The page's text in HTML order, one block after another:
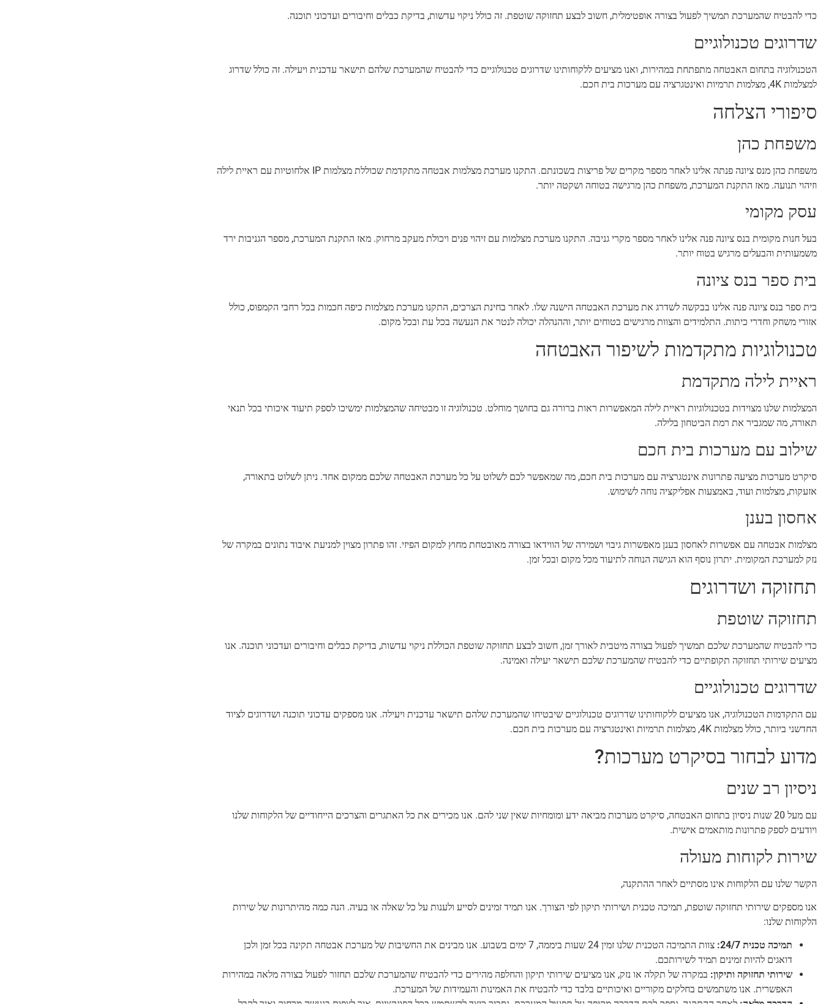
כדי להבטיח שהמערכת תמשיך לפעול בצורה אופטימלית, חשוב לבצע תחזוקה שוטפת. זה כולל ניקוי עדשות, בדיקת כבלים וחיבורים ועדכוני תוכנה.
שדרוגים טכנולוגיים
הטכנולוגיה בתחום האבטחה מתפתחת במהירות, ואנו מציעים ללקוחותינו שדרוגים טכנולוגיים כדי להבטיח שהמערכת שלהם תישאר עדכנית ויעילה. זה כולל שדרוג
למצלמות 4K, מצלמות תרמיות ואינטגרציה עם מערכות בית חכם.
סיפורי הצלחה
משפחת כהן
משפחת כהן מנס ציונה פנתה אלינו לאחר מספר מקרים של פריצות בשכונתם. התקנו מערכת מצלמות אבטחה מתקדמת שכוללת מצלמות IP אלחוטיות עם ראיית לילה
וזיהוי תנועה. מאז התקנת המערכת, משפחת כהן מרגישה בטוחה ושקטה יותר.
עסק מקומי
בעל חנות מקומית בנס ציונה פנה אלינו לאחר מספר מקרי גניבה. התקנו מערכת מצלמות עם זיהוי פנים ויכולת מעקב מרחוק. מאז התקנת המערכת, מספר הגניבות ירד
משמעותית והבעלים מרגיש בטוח יותר.
בית ספר בנס ציונה
בית ספר בנס ציונה פנה אלינו בבקשה לשדרג את מערכת האבטחה הישנה שלו. לאחר בחינת הצרכים, התקנו מערכת מצלמות כיפה חכמות בכל רחבי הקמפוס, כולל
אזורי משחק וחדרי כיתות. התלמידים והצוות מרגישים בטוחים יותר, וההנהלה יכולה לנטר את הנעשה בכל עת ובכל מקום.
טכנולוגיות מתקדמות לשיפור האבטחה
ראיית לילה מתקדמת
המצלמות שלנו מצוידות בטכנולוגיות ראיית לילה המאפשרות ראות ברורה גם בחושך מוחלט. טכנולוגיה זו מבטיחה שהמצלמות ימשיכו לספק תיעוד איכותי בכל תנאי
תאורה, מה שמגביר את רמת הביטחון בלילה.
שילוב עם מערכות בית חכם
סיקרט מערכות מציעה פתרונות אינטגרציה עם מערכות בית חכם, מה שמאפשר לכם לשלוט על כל מערכת האבטחה שלכם ממקום אחד. ניתן לשלוט בתאורה,
אזעקות, מצלמות ועוד, באמצעות אפליקציה נוחה לשימוש.
אחסון בענן
מצלמות אבטחה עם אפשרות לאחסון בענן מאפשרות גיבוי ושמירה של הווידאו בצורה מאובטחת מחוץ למקום הפיזי. זהו פתרון מצוין למניעת איבוד נתונים במקרה של
נזק למערכת המקומית. יתרון נוסף הוא הגישה הנוחה לתיעוד מכל מקום ובכל זמן.
תחזוקה ושדרוגים
תחזוקה שוטפת
כדי להבטיח שהמערכת שלכם תמשיך לפעול בצורה מיטבית לאורך זמן, חשוב לבצע תחזוקה שוטפת הכוללת ניקוי עדשות, בדיקת כבלים וחיבורים ועדכוני תוכנה. אנו
מציעים שירותי תחזוקה תקופתיים כדי להבטיח שהמערכת שלכם תישאר יעילה ואמינה.
שדרוגים טכנולוגיים
עם התקדמות הטכנולוגיה, אנו מציעים ללקוחותינו שדרוגים טכנולוגיים שיבטיחו שהמערכת שלהם תישאר עדכנית ויעילה. אנו מספקים עדכוני תוכנה ושדרוגים לציוד
החדשני ביותר, כולל מצלמות 4K, מצלמות תרמיות ואינטגרציה עם מערכות בית חכם.
מדוע לבחור בסיקרט מערכות?
ניסיון רב שנים
עם מעל 20 שנות ניסיון בתחום האבטחה, סיקרט מערכות מביאה ידע ומומחיות שאין שני להם. אנו מכירים את כל האתגרים והצרכים הייחודיים של הלקוחות שלנו
ויודעים לספק פתרונות מותאמים אישית.
שירות לקוחות מעולה
הקשר שלנו עם הלקוחות אינו מסתיים לאחר ההתקנה,
אנו מספקים שירותי תחזוקה שוטפת, תמיכה טכנית ושירותי תיקון לפי הצורך. אנו תמיד זמינים לסייע ולענות על כל שאלה או בעיה. הנה כמה מהיתרונות של שירות
הלקוחות שלנו:
תמיכה טכנית 24/7:
צוות התמיכה הטכנית שלנו זמין 24 שעות ביממה, 7 ימים בשבוע. אנו מבינים את החשיבות של מערכת אבטחה תקינה בכל זמן ולכן
דואגים להיות זמינים תמיד לשירותכם.
שירותי תחזוקה ותיקון: במקרה של תקלה או נזק, אנו מציעים שירותי תיקון והחלפה מהירים כדי להבטיח שהמערכת שלכם תחזור לפעול בצורה מלאה במהירות
האפשרית. אנו משתמשים בחלקים מקוריים ואיכותיים בלבד כדי להבטיח את האמינות והעמידות של המערכת.